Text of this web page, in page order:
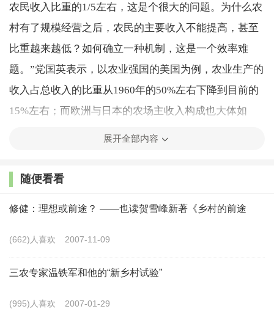
农民收入比重的1/5左右，这是个很大的问题。为什么农
村有了规模经营之后，农民的主要收入不能提高，甚至
比重越来越低？如何确立一种机制，这是一个效率难
题。”党国英表示，以农业强国的美国为例，农业生产的
收入占总收入的比重从1960年的50%左右下降到目前的
15%左右；而欧洲与日本的农场主收入构成也大体如
此；在世界范围来看，农民增收的主要渠道越来越集中
二是平等问题。
题，即如何使农民在实际中享受到公共服务，以及社会
入保持大体一致，甚至前者如何略高于后者？
三是社会治理难题。随着城市化推进，乡村地区人
展开全部内容
随便看看
修健：理想或前途？ ——也读贺雪峰新著《乡村的前途
(662)人喜欢 2007-11-09
三农专家温铁军和他的“新乡村试验”
(995)人喜欢 2007-01-29